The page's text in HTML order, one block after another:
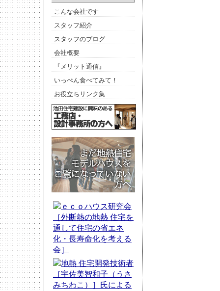
こんな会社です
スタッフ紹介
スタッフのブログ
会社概要
『メリット通信』
いっぺん食べてみて！
お役立ちリンク集